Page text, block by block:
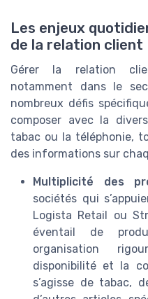
Les enjeux
de la relation client
Gérer la relation
notamment dans le
nombreux défis
composer avec la
tabac ou la téléphonie,
des informations sur
Multiplicité des
sociétés qui
Logista Retail ou
éventail de
organisation
disponibilité et la
s’agisse de tabac,